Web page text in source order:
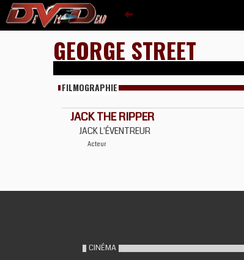
GEORGE STREET
FILMOGRAPHIE
JACK THE RIPPER
JACK L'ÉVENTREUR
Acteur
CINÉMA